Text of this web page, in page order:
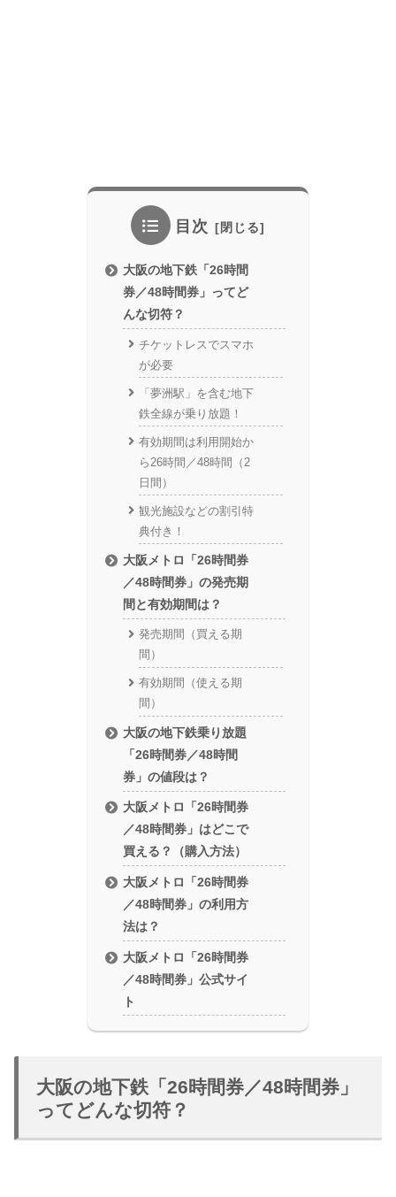
目次
大阪の地下鉄「26時間
券／48時間券」ってど
んな切符？
チケットレスでスマホ
が必要
「夢洲駅」を含む地下
鉄全線が乗り放題！
有効期間は利用開始か
ら26時間／48時間（2
日間）
観光施設などの割引特
典付き！
大阪メトロ「26時間券
／48時間券」の発売期
間と有効期間は？
発売期間（買える期
間）
有効期間（使える期
間）
大阪の地下鉄乗り放題
「26時間券／48時間
券」の値段は？
大阪メトロ「26時間券
／48時間券」はどこで
買える？（購入方法）
大阪メトロ「26時間券
／48時間券」の利用方
法は？
大阪メトロ「26時間券
／48時間券」公式サイ
ト
大阪の地下鉄「26時間券／48時間券」
ってどんな切符？